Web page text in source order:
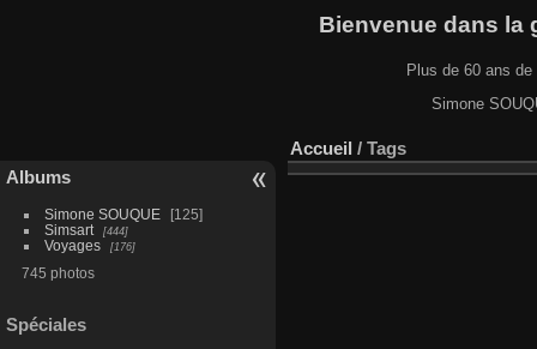
Bienvenue dans la
Plus de 60 ans
Simone
Albums
Simone SOUQUE
125
Simsart
444
Voyages 176
745 photos
Spéciales
Accueil / Tags